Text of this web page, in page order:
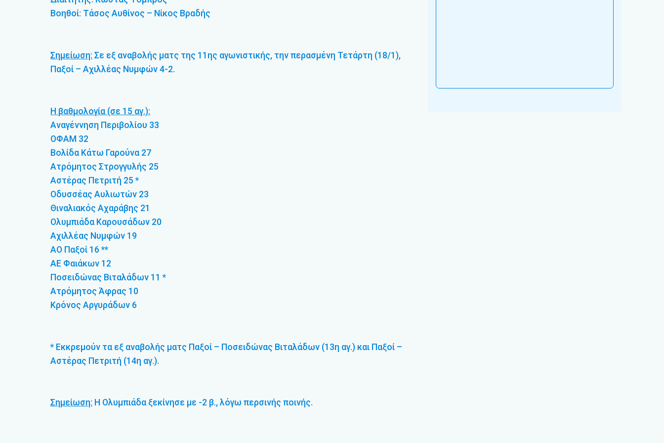
Βοηθοί: Τάσος Αυθίνος – Νίκος Βραδής
Σημείωση: Σε εξ αναβολής ματς της 11ης αγωνιστικής, την περασμένη Τετάρτη (18/1),
Παξοί – Αχιλλέας Νυμφών 4-2.
Η βαθμολογία (σε 15 αγ.):
Αναγέννηση Περιβολίου 33
ΟΦΑΜ 32
Βολίδα Κάτω Γαρούνα 27
Ατρόμητος Στρογγυλής 25
Αστέρας Πετριτή 25 *
Οδυσσέας Αυλιωτών 23
Θιναλιακός Αχαράβης 21
Ολυμπιάδα Καρουσάδων 20
Αχιλλέας Νυμφών 19
ΑΟ Παξοί 16 **
ΑΕ Φαιάκων 12
Ποσειδώνας Βιταλάδων 11 *
Ατρόμητος Άφρας 10
Κρόνος Αργυράδων 6
* Εκκρεμούν τα εξ αναβολής ματς Παξοί – Ποσειδώνας Βιταλάδων (13η αγ.) και Παξοί –
Αστέρας Πετριτή (14η αγ.).
Σημείωση: Η Ολυμπιάδα ξεκίνησε με -2 β., λόγω περσινής ποινής.